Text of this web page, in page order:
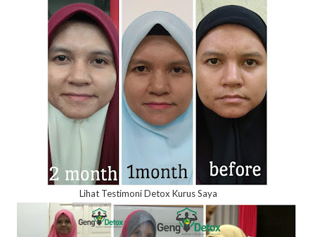
Lihat Testimoni Detox Kurus Saya